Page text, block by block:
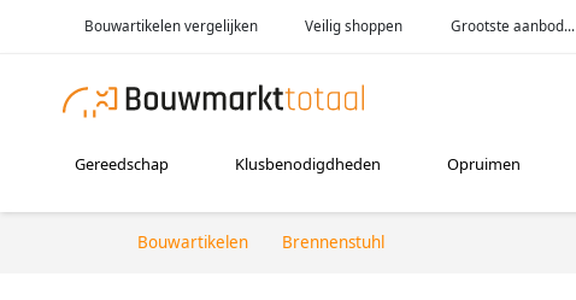
Bouwartikelen vergelijken Veilig shoppen Grootste aanbod...
Gereedschap Klusbenodigdheden Opruimen
Bouwartikelen Brennenstuhl